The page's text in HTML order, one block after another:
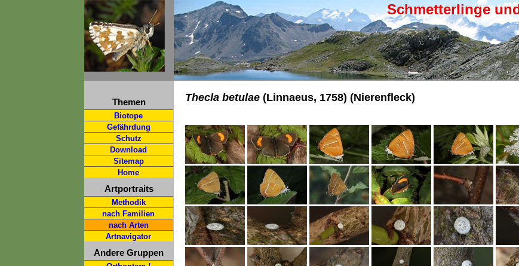
Schmetterlinge
Themen
Biotope
Gefährdung
Schutz
Download
Sitemap
Home
Artportraits
Methodik
nach Familien
nach Arten
Artnavigator
Andere Gruppen
Thecla betulae(Linnaeus, 1758) (Nierenfleck)